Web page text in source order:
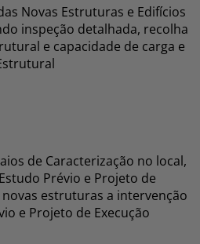
Novas Estruturas e Edifícios
inspeção detalhada, recolha
e capacidade de carga e
de Caracterização no local,
Prévio e Projeto de
estruturas a intervenção
e Projeto de Execução